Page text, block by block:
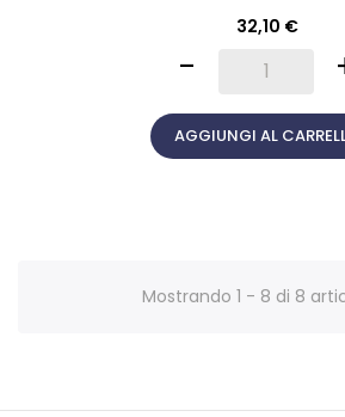
32,10 €
-
AGGIUNGI AL
Mostrando 1 - 8 di 8